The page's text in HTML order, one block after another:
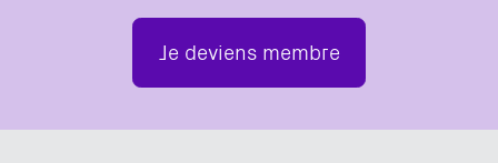
Je deviens membre